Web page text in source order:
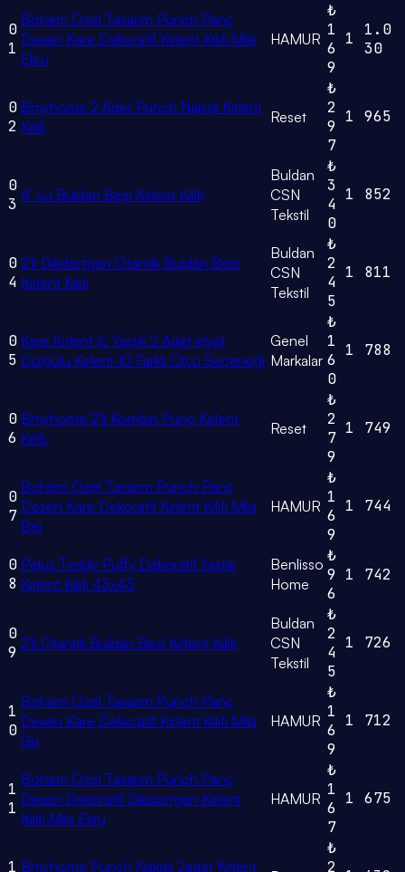
0
1
Bohem Özel Tasarım Punch Panç
Desen Kare Dekoratif Kırlent Kılıfı Mila
Ekru
HAMUR
₺
1
6
9
1
1.0
30
0
2
Bmyhome 2 Adet Punch Nakışlı Kırlent
Kılıfı
Reset
₺
2
9
7
1 965
0
3 4' Lü Buldan Bezi Kırlent Kılıfı
Buldan
CSN
Tekstil
₺
3
4
0
1 852
0
4
2'li Dikdörtgen Otantik Buldan Bezi
Kırlent Kılıfı
Buldan
CSN
Tekstil
₺
2
4
5
1 811
0
5
Kare Kırlent Iç Yastık 2 Adet elyaf
Dolgulu Kırlent 10 Farklı Ölçü Seçeneği
Genel
Markalar
₺
1
6
0
1 788
0
6
Bmyhome 2'li Kombin Punç Kırlent
Kılıfı.
Reset
₺
2
7
9
1 749
0
7
Bohem Özel Tasarım Punch Panç
Desen Kare Dekoratif Kırlent Kılıfı Mila
Bej
HAMUR
₺
1
6
9
1 744
0
8
Peluş Teddy Puffy Dekoratif Yastık
Kırlent Kılıfı 43x43
Benlisso
Home
₺
9
6
1 742
0
9 2'li Otantik Buldan Bezi Kırlent Kılıfı
Buldan
CSN
Tekstil
₺
2
4
5
1 726
1
0
Bohem Özel Tasarım Punch Panç
Desen Kare Dekoratif Kırlent Kılıfı Mila
Gri
HAMUR
₺
1
6
9
1 712
1
1
Bohem Özel Tasarım Punch Panç
Desen Dekoratif Dikdörtgen Kırlent
Kılıfı Mila Ekru
HAMUR
₺
1
6
7
1 675
1 Bmyhome Punch Nakışlı 2adet Kırlent
₺
2